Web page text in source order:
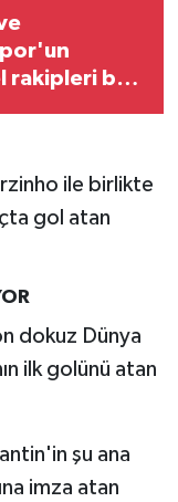
rakipleri belli
ile birlikte
gol atan
dokuz Dünya
ilk golünü atan
şu ana
imza atan